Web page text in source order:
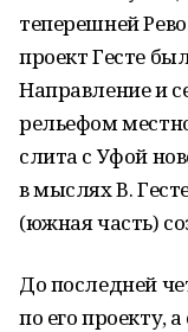
теперешней
проект Гесте
Направление и
рельефом
слита с Уфой
в мыслях В.
(южная часть)
До последней
по его проекту,